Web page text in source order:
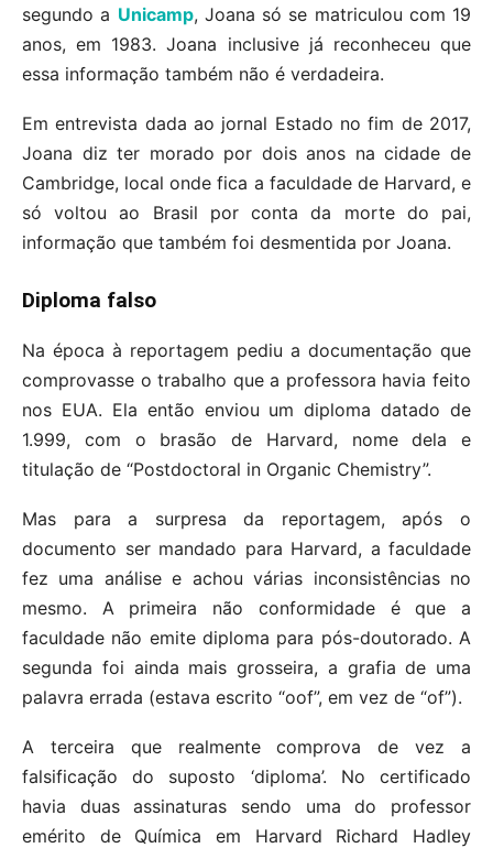
segundo a Unicamp, Joana só se matriculou com 19
anos, em 1983. Joana inclusive já reconheceu que
essa informação também não é verdadeira.
Em entrevista dada ao jornal Estado no fim de 2017,
Joana diz ter morado por dois anos na cidade de
Cambridge, local onde fica a faculdade de Harvard, e
só voltou ao Brasil por conta da morte do pai,
informação que também foi desmentida por Joana.
Diploma falso
Na época à reportagem pediu a documentação que
comprovasse o trabalho que a professora havia feito
nos EUA. Ela então enviou um diploma datado de
1.999, com o brasão de Harvard, nome dela e
titulação de “Postdoctoral in Organic Chemistry”.
Mas para a surpresa da reportagem, após o
documento ser mandado para Harvard, a faculdade
fez uma análise e achou várias inconsistências no
mesmo. A primeira não conformidade é que a
faculdade não emite diploma para pós-doutorado. A
segunda foi ainda mais grosseira, a grafia de uma
palavra errada (estava escrito “oof”, em vez de “of”).
A terceira que realmente comprova de vez a
falsificação do suposto ‘diploma’. No certificado
havia duas assinaturas sendo uma do professor
emérito de Química em Harvard Richard Hadley